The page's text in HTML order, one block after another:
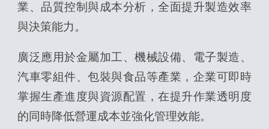
業、品質控制與成本分析，全面提升製造效率
與決策能力。
廣泛應用於金屬加工、機械設備、電子製造、
汽車零組件、包裝與食品等產業，企業可即時
掌握生產進度與資源配置，在提升作業透明度
的同時降低營運成本並強化管理效能。